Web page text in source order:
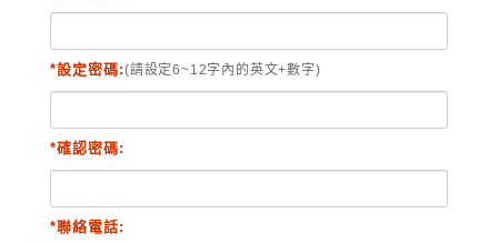
*設定密碼:(請設定6~12字內的英文+數字)
*確認密碼:
*聯絡電話: